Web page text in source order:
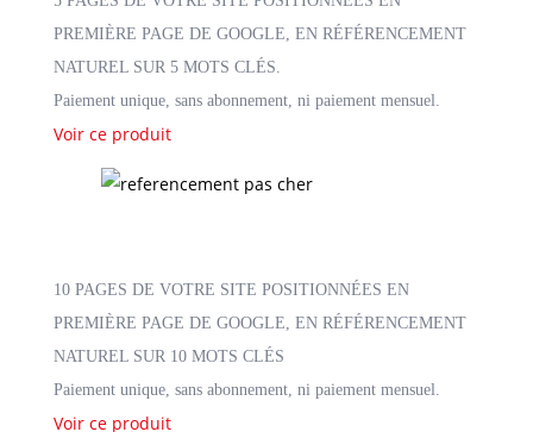
PREMIÈRE PAGE DE GOOGLE, EN RÉFÉRENCEMENT
NATUREL SUR 5 MOTS CLÉS.
Paiement unique, sans abonnement, ni paiement mensuel.
Voir ce produit
10 PAGES DE VOTRE SITE POSITIONNÉES EN
PREMIÈRE PAGE DE GOOGLE, EN RÉFÉRENCEMENT
NATUREL SUR 10 MOTS CLÉS
Paiement unique, sans abonnement, ni paiement mensuel.
Voir ce produit